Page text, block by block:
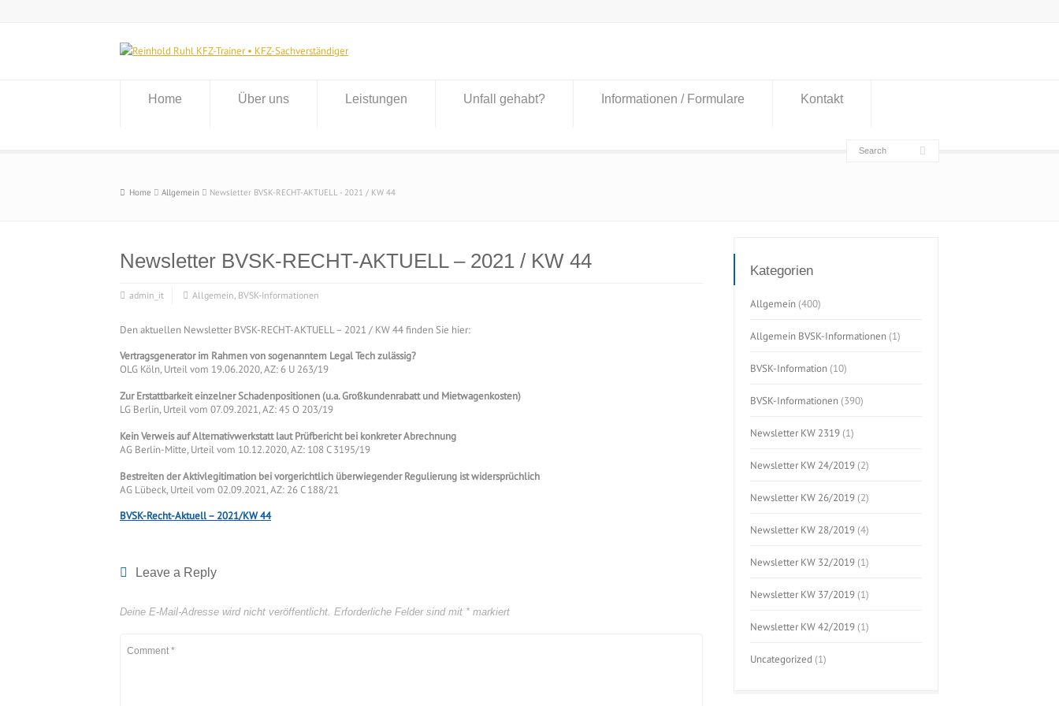
Home Über uns Leistungen Unfall gehabt? Informationen / Formulare Kontakt
Home Allgemein Newsletter BVSK-RECHT-AKTUELL - 2021 / KW 44
Newsletter BVSK-RECHT-AKTUELL – 2021 / KW 44
admin_it Allgemein, BVSK-Informationen
Den aktuellen Newsletter BVSK-RECHT-AKTUELL – 2021 / KW 44 finden Sie hier:
Vertragsgenerator im Rahmen von sogenanntem Legal Tech zulässig?
OLG Köln, Urteil vom 19.06.2020, AZ: 6 U 263/19
Zur Erstattbarkeit einzelner Schadenpositionen (u.a. Großkundenrabatt und Mietwagenkosten)
LG Berlin, Urteil vom 07.09.2021, AZ: 45 O 203/19
Kein Verweis auf Alternativwerkstatt laut Prüfbericht bei konkreter Abrechnung
AG Berlin-Mitte, Urteil vom 10.12.2020, AZ: 108 C 3195/19
Bestreiten der Aktivlegitimation bei vorgerichtlich überwiegender Regulierung ist widersprüchlich
AG Lübeck, Urteil vom 02.09.2021, AZ: 26 C 188/21
BVSK-Recht-Aktuell – 2021/KW 44
Leave a Reply
Deine E-Mail-Adresse wird nicht veröffentlicht. Erforderliche Felder sind mit * markiert
Kategorien
Allgemein (400)
Allgemein BVSK-Informationen (1)
BVSK-Information (10)
BVSK-Informationen (390)
Newsletter KW 2319 (1)
Newsletter KW 24/2019 (2)
Newsletter KW 26/2019 (2)
Newsletter KW 28/2019 (4)
Newsletter KW 32/2019 (1)
Newsletter KW 37/2019 (1)
Newsletter KW 42/2019 (1)
Uncategorized (1)